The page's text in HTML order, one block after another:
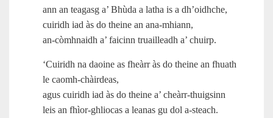
ann an teagasg a’ Bhùda a latha is a dh’oidhche,
cuiridh iad às do theine an ana-mhiann,
an‑còmhnaidh a’ faicinn truailleadh a’ chuirp.
‘Cuiridh na daoine as fheàrr às do theine an fhuath
le caomh-chàirdeas,
agus cuiridh iad às do theine a’ cheàrr-thuigsinn
leis an fhìor‑ghliocas a leanas gu dol a‑steach.